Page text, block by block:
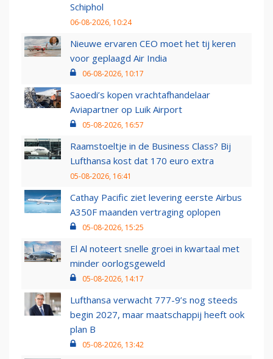
Schiphol
06-08-2026, 10:24
Nieuwe ervaren CEO moet het tij keren
voor geplaagd Air India
06-08-2026, 10:17
Saoedi’s kopen vrachtafhandelaar
Aviapartner op Luik Airport
05-08-2026, 16:57
Raamstoeltje in de Business Class? Bij
Lufthansa kost dat 170 euro extra
05-08-2026, 16:41
Cathay Pacific ziet levering eerste Airbus
A350F maanden vertraging oplopen
05-08-2026, 15:25
El Al noteert snelle groei in kwartaal met
minder oorlogsgeweld
05-08-2026, 14:17
Lufthansa verwacht 777-9’s nog steeds
begin 2027, maar maatschappij heeft ook
plan B
05-08-2026, 13:42